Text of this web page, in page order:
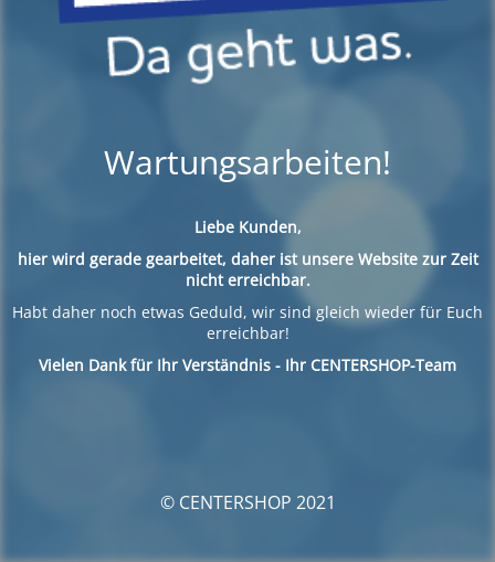
Wartungsarbeiten!
Liebe Kunden,
hier wird gerade gearbeitet, daher ist unsere Website zur Zeit
nicht erreichbar.
Habt daher noch etwas Geduld, wir sind gleich wieder für Euch
erreichbar!
Vielen Dank für Ihr Verständnis - Ihr CENTERSHOP-Team
© CENTERSHOP 2021